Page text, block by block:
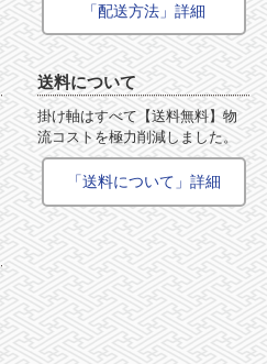
「配送方法」詳細
送料について
掛け軸はすべて【送料無料】物
流コストを極力削減しました。
「送料について」詳細